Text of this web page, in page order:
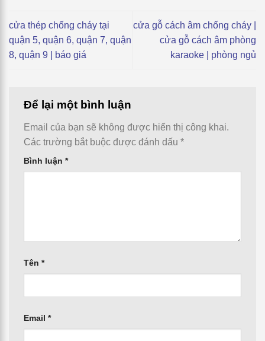
cửa thép chống cháy tại
quận 5, quận 6, quận 7, quận
8, quận 9 | báo giá
cửa gỗ cách âm chống cháy |
cửa gỗ cách âm phòng
karaoke | phòng ngủ
Để lại một bình luận
Email của bạn sẽ không được hiển thị công khai.
Các trường bắt buộc được đánh dấu *
Bình luận *
Tên *
Email *